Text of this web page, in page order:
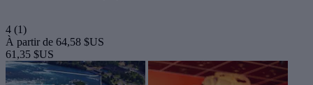
4 (1)
À partir de 64,58 $US
61,35 $US